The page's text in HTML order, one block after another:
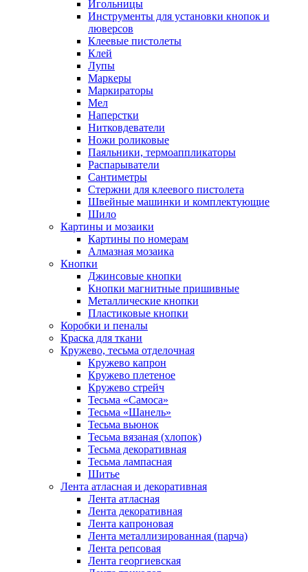
Игольницы
Инструменты для установки кнопок и
люверсов
Клеевые пистолеты
Клей
Лупы
Маркеры
Маркираторы
Мел
Наперстки
Нитковдеватели
Ножи роликовые
Паяльники, термоаппликаторы
Распарыватели
Сантиметры
Стержни для клеевого пистолета
Швейные машинки и комплектующие
Шило
Картины и мозаики
Картины по номерам
Алмазная мозаика
Кнопки
Джинсовые кнопки
Кнопки магнитные пришивные
Металлические кнопки
Пластиковые кнопки
Коробки и пеналы
Краска для ткани
Кружево, тесьма отделочная
Кружево капрон
Кружево плетеное
Кружево стрейч
Тесьма «Самоса»
Тесьма «Шанель»
Тесьма вьюнок
Тесьма вязаная (хлопок)
Тесьма декоративная
Тесьма лампасная
Шитье
Лента атласная и декоративная
Лента атласная
Лента декоративная
Лента капроновая
Лента металлизированная (парча)
Лента репсовая
Лента георгиевская